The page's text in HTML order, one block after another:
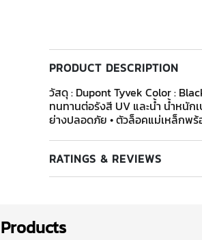
PRODUCT DESCRIPTION
วัสดุ : Dupont Tyvek Color :
ทนทานต่อรังสี UV และน้ำ น้ำหนัก
ย่างปลอดภัย • ตัวล็อคแม่เหล็กพร้
RATINGS & REVIEWS